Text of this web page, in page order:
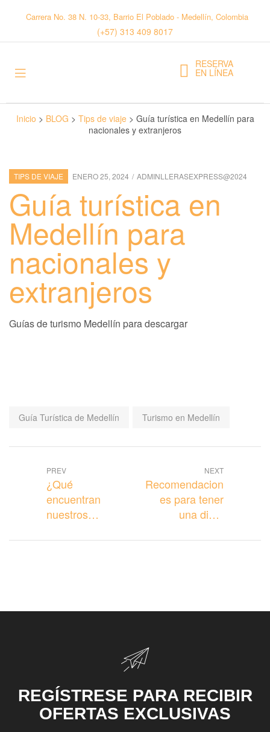
Carrera No. 38 N. 10-33, Barrio El Poblado - Medellín, Colombia
(+57) 313 409 8017
RESERVA
EN LÍNEA
Inicio > BLOG > Tips de viaje> Guía turística en Medellín para
nacionales y extranjeros
TIPS DE VIAJE ENERO 25, 2024 ADMINLLERASEXPRESS@2024
Guía turística en
Medellín para
nacionales y
extranjeros
Guías de turismo Medellín para descargar
Tags:
Guía Turística de Medellín Turismo en Medellín
PREV
¿Qué
encuentran
nuestros
cerca al Hotel
NEXT
Recomendacion
es para tener
una dieta
REGÍSTRESE PARA RECIBIR
OFERTAS EXCLUSIVAS